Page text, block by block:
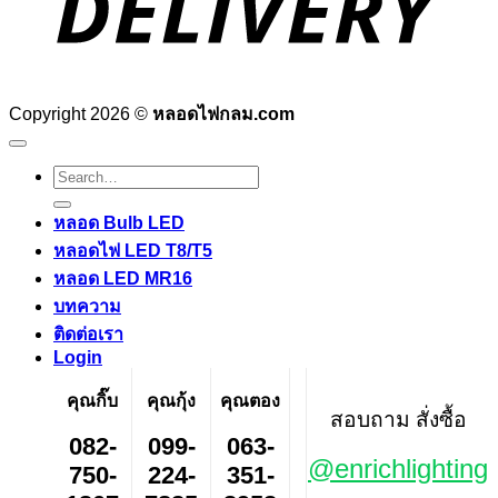
Copyright 2026 © หลอดไฟกลม.com
Search
for:
หลอด Bulb LED
หลอดไฟ LED T8/T5
หลอด LED MR16
บทความ
ติดต่อเรา
Login
คุณกิ๊บ
082-
750-
คุณกุ้ง
099-
224-
คุณตอง
063-
351-
สอบถาม สั่งซื้อ
@enrichlighting